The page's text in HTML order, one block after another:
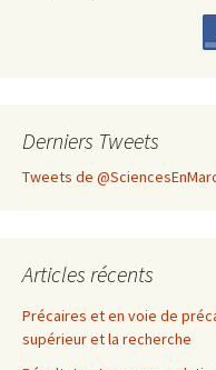
Derniers Tweets
Tweets de
Articles récents
Précaires et en voie de
supérieur et la recherche